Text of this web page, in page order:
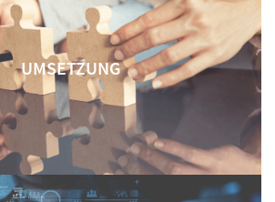
UMSETZUNG